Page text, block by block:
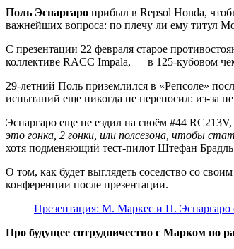
Поль Эспаргаро прибыл в Repsol Honda,
важнейших вопроса: по плечу ли ему титул
С презентации 22 февраля старое
коллективе RACC Impala, — в 125-кубовом
29-летний Поль приземлился в «Репсоле»
испытаний еще никогда не переносил: из-за
Эспаргаро еще не ездил на своём #44
это гонка, 2 гонки, или полсезона, чтобы
хотя подменяющий тест-пилот Штефан Брадль
О том, как будет выглядеть соседство со
конференции после презентации.
Презентация: М. Маркес и П. Эспаргаро
Про будущее сотрудничество с Марком по